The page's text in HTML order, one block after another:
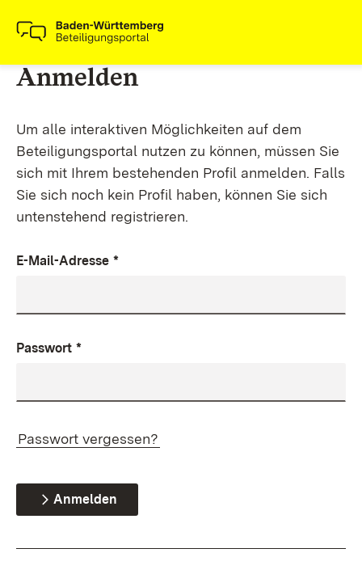
Anmelden
Um alle interaktiven Möglichkeiten auf dem
Beteiligungsportal nutzen zu können, müssen Sie
sich mit Ihrem bestehenden Profil anmelden. Falls
Sie sich noch kein Profil haben, können Sie sich
untenstehend registrieren.
E-Mail-Adresse *
Passwort *
Passwort vergessen?
Anmelden